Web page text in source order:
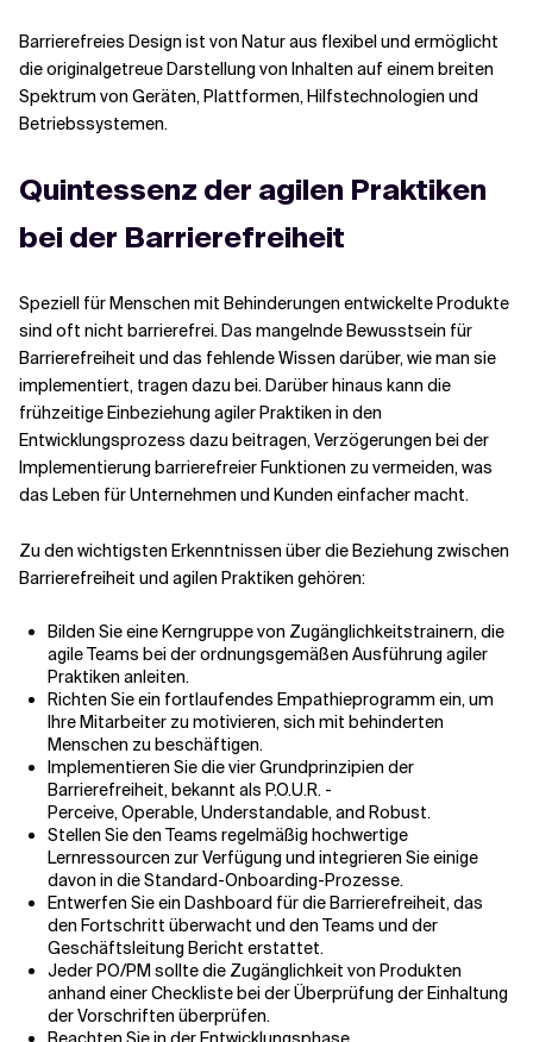
Barrierefreies Design ist von Natur aus flexibel und ermöglicht
die originalgetreue Darstellung von Inhalten auf einem breiten
Spektrum von Geräten, Plattformen, Hilfstechnologien und
Betriebssystemen.
Quintessenz der agilen Praktiken
bei der Barrierefreiheit
Speziell für Menschen mit Behinderungen entwickelte Produkte
sind oft nicht barrierefrei. Das mangelnde Bewusstsein für
Barrierefreiheit und das fehlende Wissen darüber, wie man sie
implementiert, tragen dazu bei. Darüber hinaus kann die
frühzeitige Einbeziehung agiler Praktiken in den
Entwicklungsprozess dazu beitragen, Verzögerungen bei der
Implementierung barrierefreier Funktionen zu vermeiden, was
das Leben für Unternehmen und Kunden einfacher macht.
Zu den wichtigsten Erkenntnissen über die Beziehung zwischen
Barrierefreiheit und agilen Praktiken gehören:
Bilden Sie eine Kerngruppe von Zugänglichkeitstrainern, die
agile Teams bei der ordnungsgemäßen Ausführung agiler
Praktiken anleiten.
Richten Sie ein fortlaufendes Empathieprogramm ein, um
Ihre Mitarbeiter zu motivieren, sich mit behinderten
Menschen zu beschäftigen.
Implementieren Sie die vier Grundprinzipien der
Barrierefreiheit, bekannt als P.O.U.R. -
Perceive, Operable, Understandable, and Robust.
Stellen Sie den Teams regelmäßig hochwertige
Lernressourcen zur Verfügung und integrieren Sie einige
davon in die Standard-Onboarding-Prozesse.
Entwerfen Sie ein Dashboard für die Barrierefreiheit, das
den Fortschritt überwacht und den Teams und der
Geschäftsleitung Bericht erstattet.
Jeder PO/PM sollte die Zugänglichkeit von Produkten
anhand einer Checkliste bei der Überprüfung der Einhaltung
der Vorschriften überprüfen.